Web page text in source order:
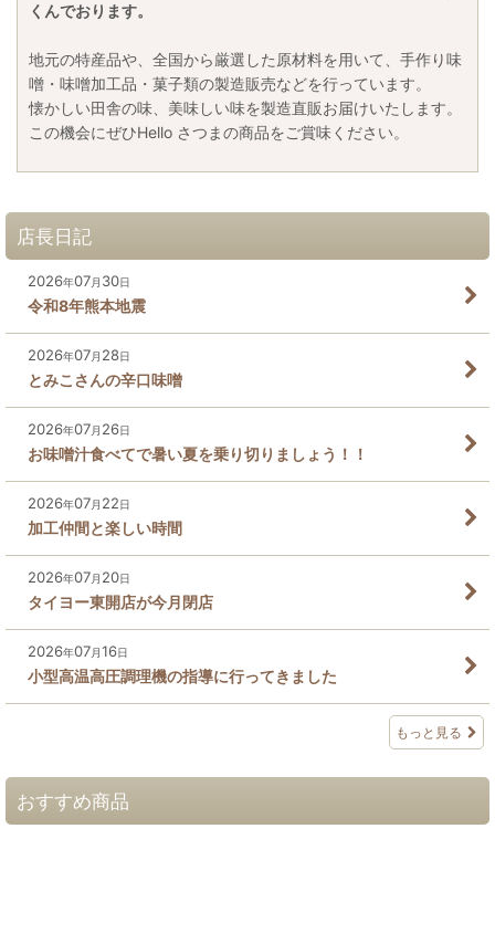
くんでおります。
地元の特産品や、全国から厳選した原材料を用いて、手作り味
噌・味噌加工品・菓子類の製造販売などを行っています。
懐かしい田舎の味、美味しい味を製造直販お届けいたします。
この機会にぜひHello さつまの商品をご賞味ください。
店長日記
2026年07月 30日
令和8年熊本地震
2026年07月 28日
とみこさんの辛口味噌
2026年07月 26日
お味噌汁食べてで暑い夏を乗り切りましょう！！
2026年07月 22日
加工仲間と楽しい時間
2026年07月 20日
タイヨー東開店が今月閉店
2026年07月16日
小型高温高圧調理機の指導に行ってきました
もっと見る
おすすめ商品